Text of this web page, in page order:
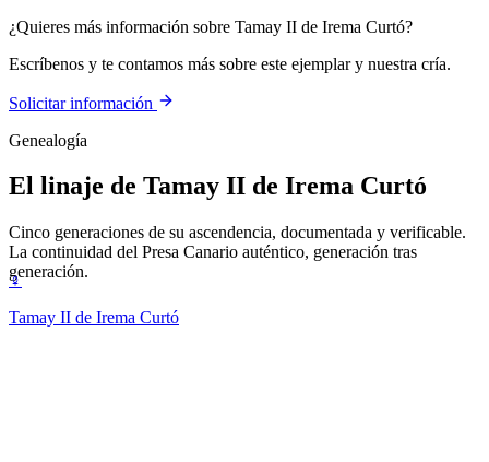
¿Quieres más información sobre Tamay II de Irema Curtó?
Escríbenos y te contamos más sobre este ejemplar y nuestra cría.
Solicitar información
Genealogía
El linaje de Tamay II de Irema Curtó
Cinco generaciones de su ascendencia, documentada y verificable.
La continuidad del Presa Canario auténtico, generación tras
generación.
♀
Tamay II de Irema Curtó